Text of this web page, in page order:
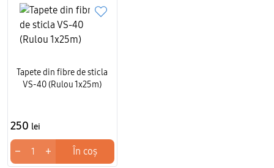
Tapete din fibre de sticla
VS-40 (Rulou 1x25m)
250 lei
− + În coș